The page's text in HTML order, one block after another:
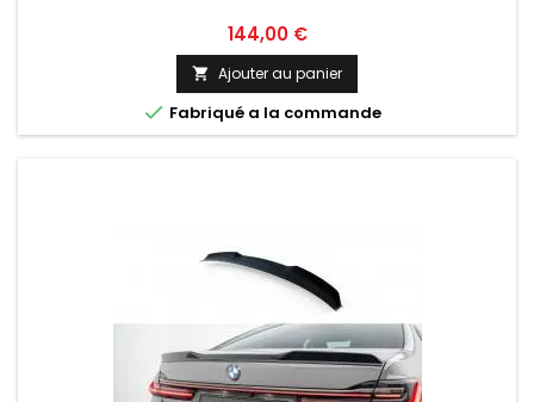
Prix
144,00 €
 Ajouter au panier
 Fabriqué a la commande